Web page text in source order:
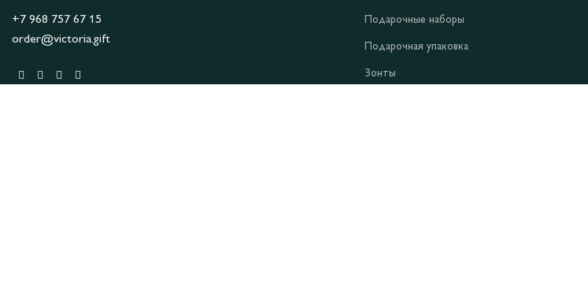
+7 968 757 67 15
order@victoria.gift
Подарочные наборы
Подарочная упаковка
Зонты